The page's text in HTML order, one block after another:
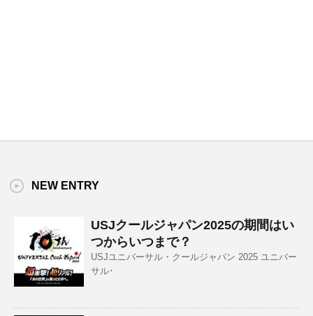
NEW ENTRY
USJクールジャパン2025の期間はい
つからいつまで？
USJユニバーサル・クールジャパン 2025 ユニバー
サル･